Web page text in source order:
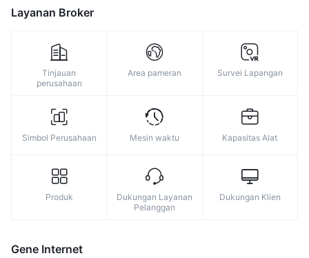
Layanan Broker
Tinjauan
perusahaan
Area pameran Survei Lapangan
Simbol Perusahaan Mesin waktu Kapasitas Alat
Produk
Dukungan Layanan
Pelanggan
Dukungan Klien
Gene Internet